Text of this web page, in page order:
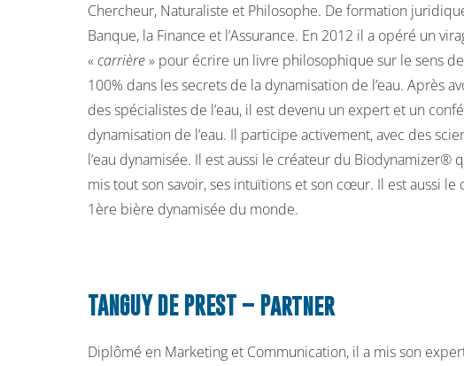
Chercheur, Naturaliste et Philosophe. De formation
Banque, la Finance et l’Assurance. En 2012 il a opéré un
«carrière» pour écrire un livre philosophique sur le sens
100% dans les secrets de la dynamisation de l’eau. Après
des spécialistes de l’eau, il est devenu un expert et un
dynamisation de l’eau. Il participe activement, avec des
l’eau dynamisée. Il est aussi le créateur du Biodynamizer®
mis tout son savoir, ses intuïtions et son cœur. Il est aussi
1ère bière dynamisée du monde.
TANGUY DE PREST – Partner
Diplômé en Marketing et Communication, il a mis son